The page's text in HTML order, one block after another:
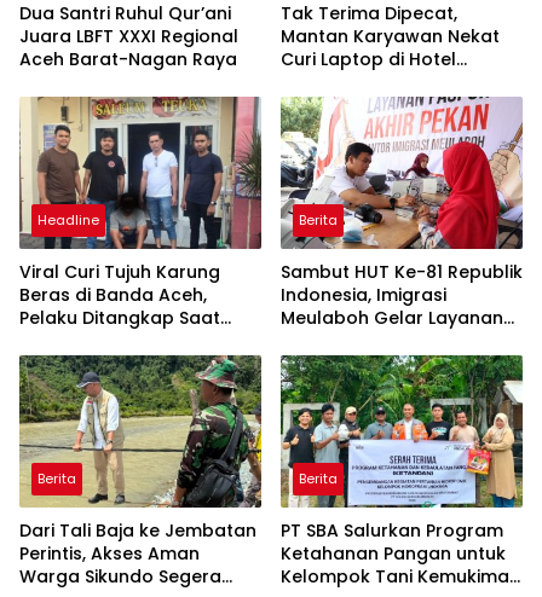
Dua Santri Ruhul Qur’ani
Juara LBFT XXXI Regional
Aceh Barat-Nagan Raya
Tak Terima Dipecat,
Mantan Karyawan Nekat
Curi Laptop di Hotel
Headline
Viral Curi Tujuh Karung
Beras di Banda Aceh,
Pelaku Ditangkap Saat
Berita
Sambut HUT Ke-81 Republik
Indonesia, Imigrasi
Meulaboh Gelar Layanan
Berita
Dari Tali Baja ke Jembatan
Perintis, Akses Aman
Warga Sikundo Segera
Berita
PT SBA Salurkan Program
Ketahanan Pangan untuk
Kelompok Tani Kemukiman